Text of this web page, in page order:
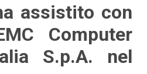
assistito con
Computer
S.p.A. nel